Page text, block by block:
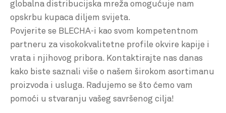
globalna distribucijska mreža omogućuje nam
opskrbu kupaca diljem svijeta.
Povjerite se BLECHA-i kao svom kompetentnom
partneru za visokokvalitetne profile okvire kapije i
vrata i njihovog pribora. Kontaktirajte nas danas
kako biste saznali više o našem širokom asortimanu
proizvoda i usluga. Radujemo se što ćemo vam
pomoći u stvaranju vašeg savršenog cilja!